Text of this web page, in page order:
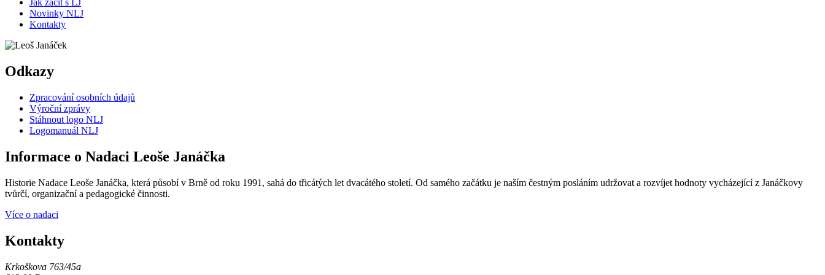
Jak začít s LJ
Novinky NLJ
Kontakty
Odkazy
Zpracování osobních údajů
Výroční zprávy
Stáhnout logo NLJ
Logomanuál NLJ
Informace o Nadaci Leoše Janáčka
Historie Nadace Leoše Janáčka, která působí v Brně od roku 1991, sahá do třicátých let dvacátého století. Od samého začátku je naším čestným posláním udržovat a rozvíjet hodnoty vycházející z Janáčkovy
tvůrčí, organizační a pedagogické činnosti.
Více o nadaci
Kontakty
Krkoškova 763/45a